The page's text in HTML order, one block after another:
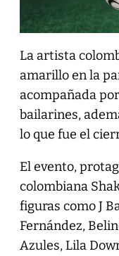
La artista
amarillo en la
acompañada
bailarines,
lo que fue el
El evento,
colombiana
figuras como J
Fernández,
Azules, Lila